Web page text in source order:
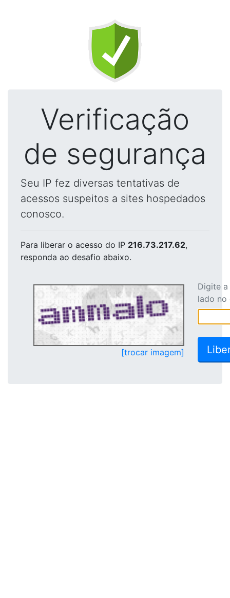
Verificação
de segurança
Seu IP fez diversas tentativas de
acessos suspeitos a sites hospedados
conosco.
Para liberar o acesso do IP 216.73.217.62,
responda ao desafio abaixo.
[trocar imagem]
Digite
lado no